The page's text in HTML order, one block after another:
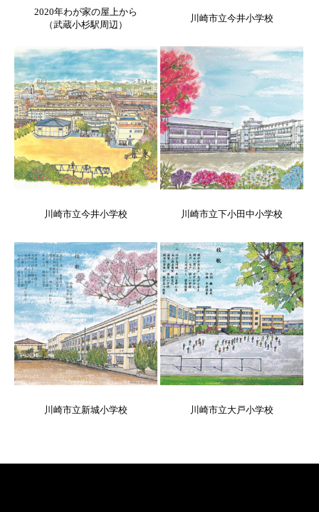
2020年わが家の屋上から
（武蔵小杉駅周辺）
川崎市立今井小学校
川崎市立今井小学校 川崎市立下小田中小学校
川崎市立新城小学校 川崎市立大戸小学校